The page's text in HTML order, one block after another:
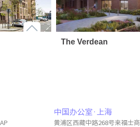
The Verdean
中国办公室·上海
黄浦区西藏中路268号来福士